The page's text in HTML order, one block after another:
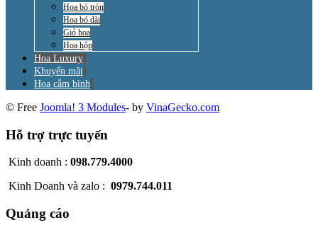
Hoa bó tròn
Hoa bó dài
Giỏ hoa
Hoa hộp
Hoa Luxury
Khuyến mãi
Hoa cắm bình
© Free Joomla! 3 Modules- by VinaGecko.com
Hỗ trợ trực tuyến
Kinh doanh : 098.779.4000
Kinh Doanh và zalo : 0979.744.011
Quảng cáo